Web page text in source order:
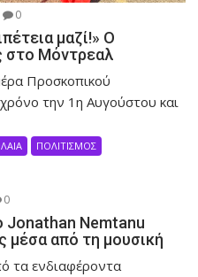
0
μαζί!» Ο
στο Μόντρεαλ
Προσκοπικού
την 1η Αυγούστου και
ΠΟΛΙΤΙΣΜΟΣ
0
Jonathan Nemtanu
μέσα από τη μουσική
τα ενδιαφέροντα